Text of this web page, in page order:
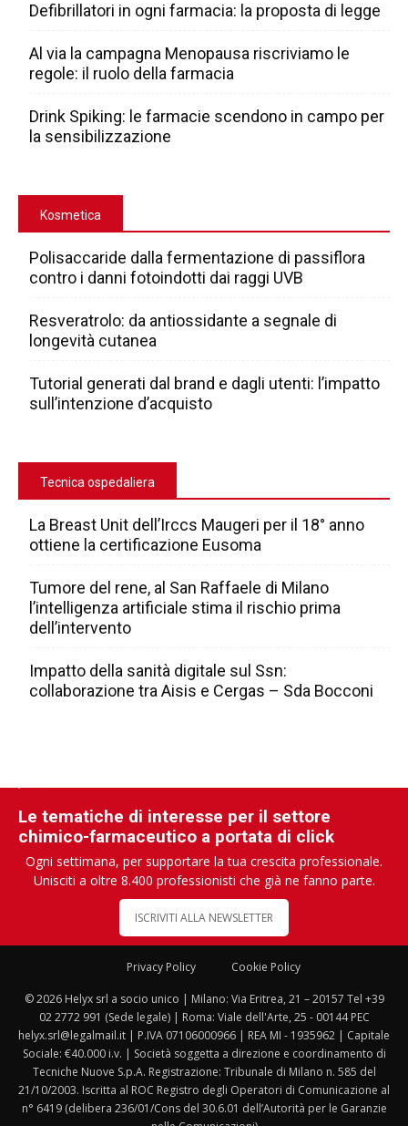
Defibrillatori in ogni farmacia: la proposta di legge
Al via la campagna Menopausa riscriviamo le
regole: il ruolo della farmacia
Drink Spiking: le farmacie scendono in campo per
la sensibilizzazione
Kosmetica
Polisaccaride dalla fermentazione di passiflora
contro i danni fotoindotti dai raggi UVB
Resveratrolo: da antiossidante a segnale di
longevità cutanea
Tutorial generati dal brand e dagli utenti: l’impatto
sull’intenzione d’acquisto
Tecnica ospedaliera
La Breast Unit dell’Irccs Maugeri per il 18° anno
ottiene la certificazione Eusoma
Tumore del rene, al San Raffaele di Milano
l’intelligenza artificiale stima il rischio prima
dell’intervento
Impatto della sanità digitale sul Ssn:
collaborazione tra Aisis e Cergas – Sda Bocconi
Le tematiche di interesse per il settore
chimico-farmaceutico a portata di click
Ogni settimana, per supportare la tua crescita professionale.
Unisciti a oltre 8.400 professionisti che già ne fanno parte.
ISCRIVITI ALLA NEWSLETTER
Privacy Policy Cookie Policy
© 2026 Helyx srl a socio unico | Milano: Via Eritrea, 21 – 20157 Tel +39
02 2772 991 (Sede legale) | Roma: Viale dell'Arte, 25 - 00144 PEC
helyx.srl@legalmail.it | P.IVA 07106000966 | REA MI - 1935962 | Capitale
Sociale: €40.000 i.v. | Società soggetta a direzione e coordinamento di
Tecniche Nuove S.p.A. Registrazione: Tribunale di Milano n. 585 del
21/10/2003. Iscritta al ROC Registro degli Operatori di Comunicazione al
n° 6419 (delibera 236/01/Cons del 30.6.01 dell’Autorità per le Garanzie